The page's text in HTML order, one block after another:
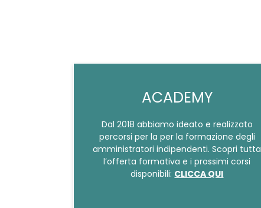
ACADEMY
Dal 2018 abbiamo ideato e realizzato
percorsi per la per la formazione degli
amministratori indipendenti. Scopri tutta
l’offerta formativa e i prossimi corsi
disponibili: CLICCA QUI